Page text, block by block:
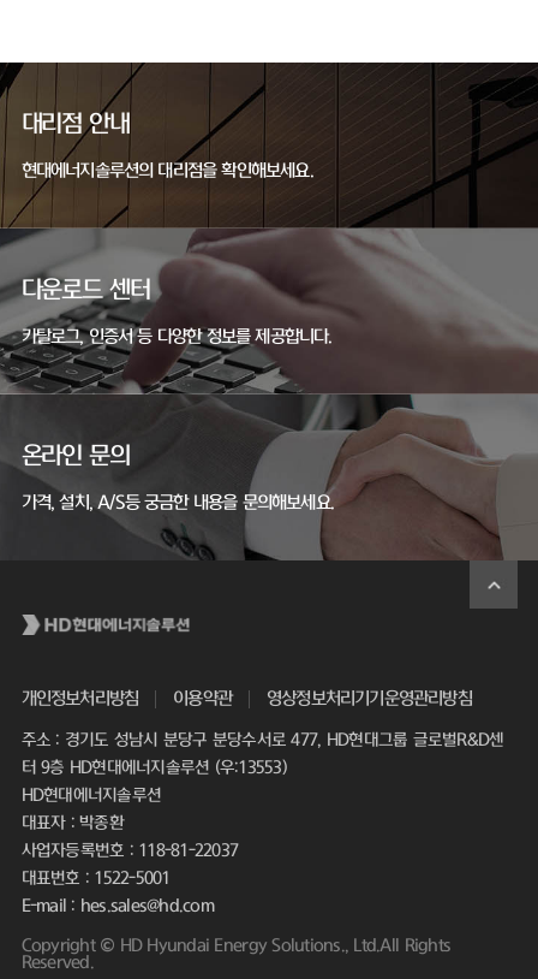
대리점 안내
현대에너지솔루션의 대리점을 확인해보세요.
다운로드 센터
카탈로그, 인증서 등 다양한 정보를 제공합니다.
온라인 문의
가격, 설치, A/S등 궁금한 내용을 문의해보세요.
개인정보처리방침 이용약관 영상정보처리기기운영관리방침
주소 : 경기도 성남시 분당구 분당수서로 477, HD현대그룹 글로벌R&D센
터 9층 HD현대에너지솔루션 (우:13553)
HD현대에너지솔루션
대표자 : 박종환
사업자등록번호 : 118-81-22037
대표번호 : 1522-5001
E-mail : hes.sales@hd.com
Copyright © HD Hyundai Energy Solutions., Ltd.All Rights
Reserved.